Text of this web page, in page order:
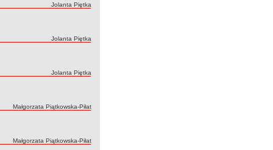
Autor:
Jolanta Piętka
Autor:
Jolanta Piętka
Autor:
Jolanta Piętka
Autor:
Małgorzata Piątkowska-Piłat
Autor:
Małgorzata Piątkowska-Piłat